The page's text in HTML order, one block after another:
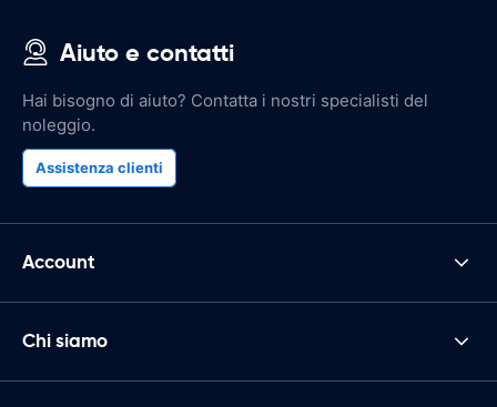
Aiuto e contatti
Hai bisogno di aiuto? Contatta i nostri specialisti del
noleggio.
Assistenza clienti
Account
Chi siamo